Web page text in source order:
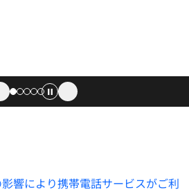
影響により携帯電話サービスがご利